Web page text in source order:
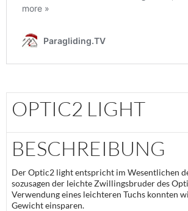
OPTIC2 LIGHT
BESCHREIBUNG
Der Optic2 light entspricht im Wesentlichen
sozusagen der leichte Zwillingsbruder des
Verwendung eines leichteren Tuchs konnten
Gewicht einsparen.